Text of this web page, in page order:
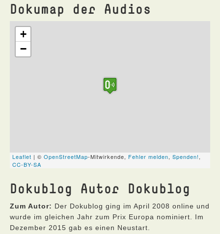
Dokumap der Audios
Dokublog Autor Dokublog
Zum Autor: Der Dokublog ging im April 2008 online und
wurde im gleichen Jahr zum Prix Europa nominiert. Im
Dezember 2015 gab es einen Neustart.